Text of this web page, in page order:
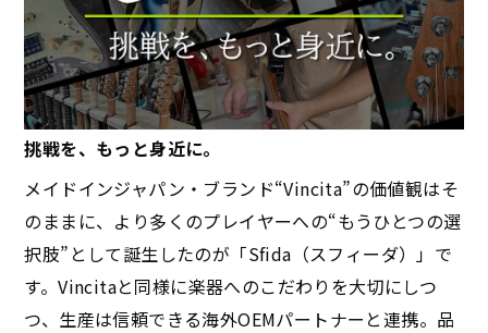
挑戦を、もっと身近に。
メイドインジャパン・ブランド“Vincita”の価値観はそ
のままに、より多くのプレイヤーへの“もうひとつの選
択肢”として誕生したのが「Sfida（スフィーダ）」で
す。Vincitaと同様に楽器へのこだわりを大切にしつ
つ、生産は信頼できる海外OEMパートナーと連携。品